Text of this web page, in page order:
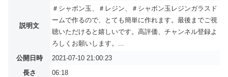
説明文
＃シャボン玉、＃レジン、＃シャボン玉レジンガラスド
ームで作るので、とても簡単に作れます。最後までご視
聴いただけると嬉しいです。高評価、チャンネル登録よ
ろしくお願いします。...
公開日時
2021-07-10 21:00:23
長さ
06:18